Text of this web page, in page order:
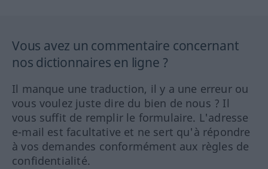
Vous avez un commentaire concernant
nos dictionnaires en ligne ?
Il manque une traduction, il y a une erreur ou
vous voulez juste dire du bien de nous ? Il
vous suffit de remplir le formulaire. L'adresse
e-mail est facultative et ne sert qu'à répondre
à vos demandes conformément aux règles de
confidentialité.